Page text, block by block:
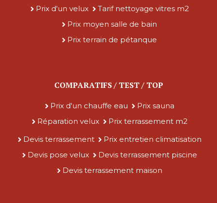
Prix d'un velux
Tarif nettoyage vitres m2
Prix moyen salle de bain
Prix terrain de pétanque
COMPARATIFS / TEST / TOP
Prix d'un chauffe eau
Prix sauna
Réparation velux
Prix terrassement m2
Devis terrassement
Prix entretien climatisation
Devis pose velux
Devis terrassement piscine
Devis terrassement maison